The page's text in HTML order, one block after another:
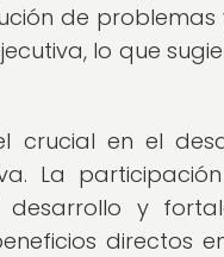
de
lo que
crucial en el
La
y
directos